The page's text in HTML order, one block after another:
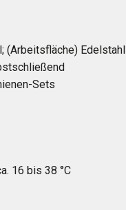
(Arbeitsfläche) Edelstahl
Sets
16 bis 38 °C